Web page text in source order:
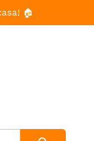
🏠